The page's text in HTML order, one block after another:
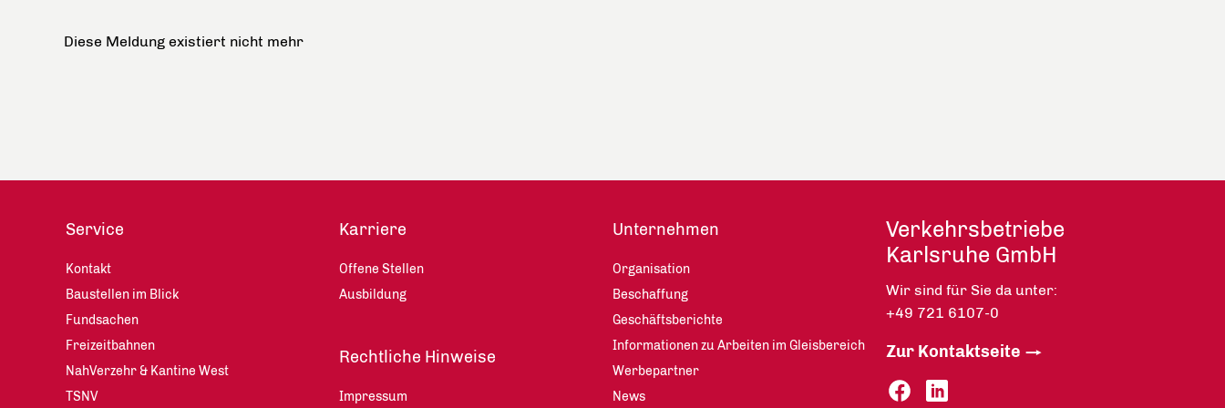
Diese Meldung existiert nicht mehr
Service
Kontakt
Baustellen im Blick
Fundsachen
Freizeitbahnen
NahVerzehr & Kantine West
TSNV
Karriere
Offene Stellen
Ausbildung
Rechtliche Hinweise
Impressum
Unternehmen
Organisation
Beschaffung
Geschäftsberichte
Informationen zu Arbeiten im Gleisbereich
Werbepartner
News
Verkehrsbetriebe
Karlsruhe GmbH
Wir sind für Sie da unter:
+49 721 6107-0
Zur Kontaktseite